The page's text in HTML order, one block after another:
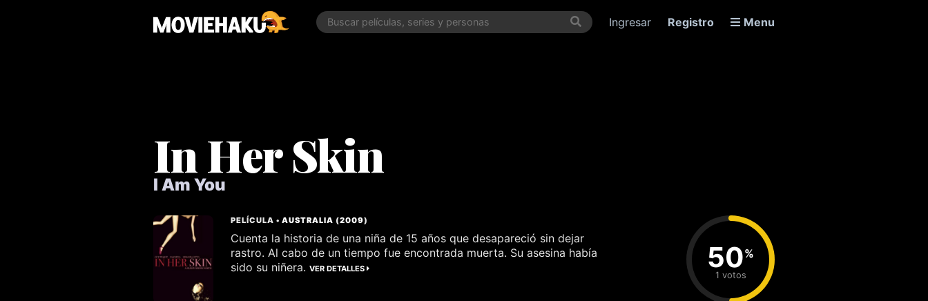
Ingresar Registro Menu
In Her Skin
I Am You
50%
1 votos
PELÍCULA •AUSTRALIA (2009)
Cuenta la historia de una niña de 15 años que desapareció sin dejar
rastro. Al cabo de un tiempo fue encontrada muerta. Su asesina había
sido su niñera.VER DETALLES